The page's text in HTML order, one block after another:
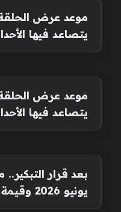
يتصاعد فيها
يتصاعد فيها
بعد قرار
يونيو 2026 وقيمة الزيادة الجديدة